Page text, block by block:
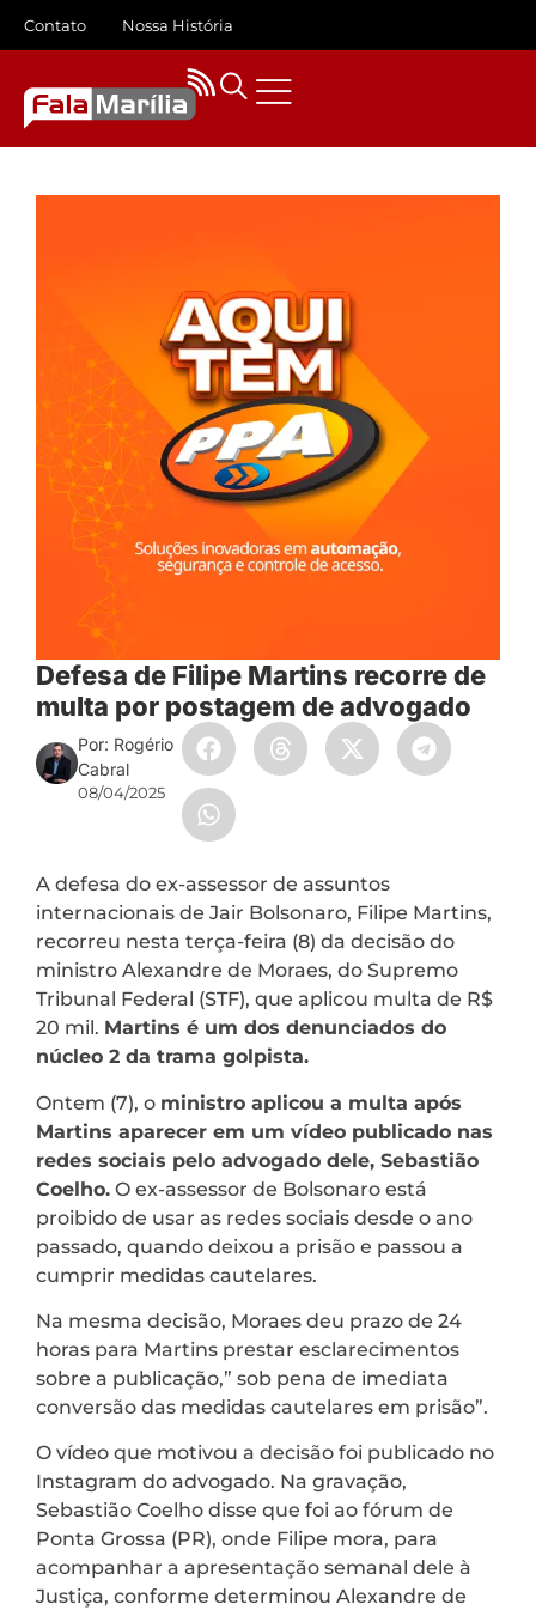
Contato Nossa História
Defesa de Filipe Martins recorre de
multa por postagem de advogado
Por: Rogério
Cabral
08/04/2025
A defesa do ex-assessor de assuntos
internacionais de Jair Bolsonaro, Filipe Martins,
recorreu nesta terça-feira (8) da decisão do
ministro Alexandre de Moraes, do Supremo
Tribunal Federal (STF), que aplicou multa de R$
20 mil. Martins é um dos denunciados do
núcleo 2 da trama golpista.
Ontem (7), o ministro aplicou a multa após
Martins aparecer em um vídeo publicado nas
redes sociais pelo advogado dele, Sebastião
Coelho. O ex-assessor de Bolsonaro está
proibido de usar as redes sociais desde o ano
passado, quando deixou a prisão e passou a
cumprir medidas cautelares.
Na mesma decisão, Moraes deu prazo de 24
horas para Martins prestar esclarecimentos
sobre a publicação,” sob pena de imediata
conversão das medidas cautelares em prisão”.
O vídeo que motivou a decisão foi publicado no
Instagram do advogado. Na gravação,
Sebastião Coelho disse que foi ao fórum de
Ponta Grossa (PR), onde Filipe mora, para
acompanhar a apresentação semanal dele à
Justiça, conforme determinou Alexandre de